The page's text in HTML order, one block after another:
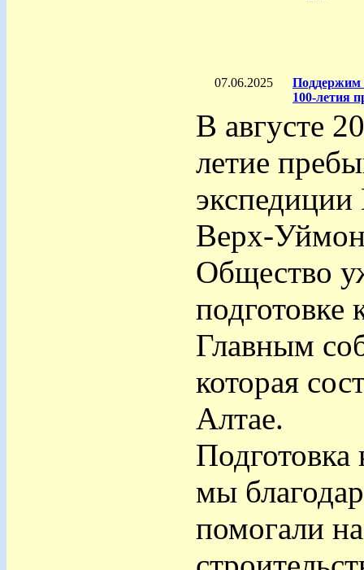
07.06.2025
Поддержим
100-летия
В августе
летие
Верх-
Общество
подготовке
Главным
которая
Алтае.
мы
помогали